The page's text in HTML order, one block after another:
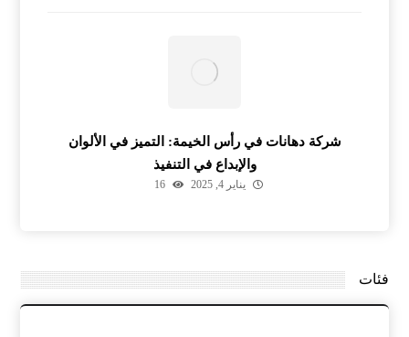
شركة دهانات في رأس الخيمة: التميز في الألوان
والإبداع في التنفيذ
يناير 4, 2025 16
فئات